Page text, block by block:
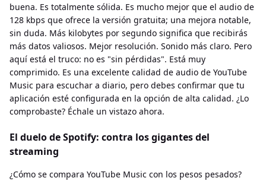
buena. Es totalmente sólida. Es mucho mejor que el audio de
128 kbps que ofrece la versión gratuita; una mejora notable,
sin duda. Más kilobytes por segundo significa que recibirás
más datos valiosos. Mejor resolución. Sonido más claro. Pero
aquí está el truco: no es "sin pérdidas". Está muy
comprimido. Es una excelente calidad de audio de YouTube
Music para escuchar a diario, pero debes confirmar que tu
aplicación esté configurada en la opción de alta calidad. ¿Lo
comprobaste? Échale un vistazo ahora.
El duelo de Spotify: contra los gigantes del
streaming
¿Cómo se compara YouTube Music con los pesos pesados?